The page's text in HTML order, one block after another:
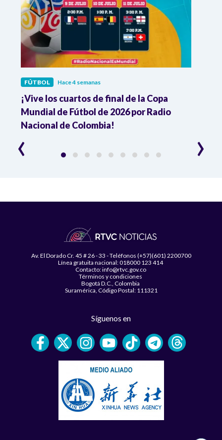
FÚTBOL Hace 4 semanas
¡Vive los cuartos de final de la Copa
Mundial de Fútbol de 2026 por Radio
Nacional de Colombia!
‹ ›
Av. El Dorado Cr. 45 # 26 - 33 - Teléfonos (+57)(601) 2200700
Línea gratuita nacional: 018000 123 414
Contacto: info@rtvc.gov.co
Términos y condiciones
Bogotá D.C., Colombia
Suramérica, Código Postal: 111321
Síguenos en